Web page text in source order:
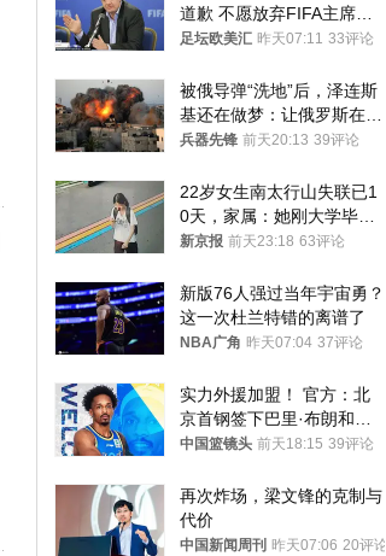
道歉 不愿放弃FIFA主席职
位
足坛欧美汇 昨天07:11 33评论
被俄导弹“洗地”后，泽连斯
基还在做梦：让俄罗斯在冬
季前求和？
兵器先锋 前天20:13 39评论
22岁女生南太行山失联已1
0天，家属：她刚大学毕业
想到山里旅行
新京报 前天23:18 63评论
新版76人强过当年宇宙勇？
这一次杜兰特错的离谱了
NBA广角 昨天07:04 37评论
实力外援加盟！ 官方：北
京首钢签下巴里·布朗和桑
普森
中国篮镜头 前天18:15 39评论
再次炸场，梁文锋的克制与
代价
中国新闻周刊 昨天07:06 20评论